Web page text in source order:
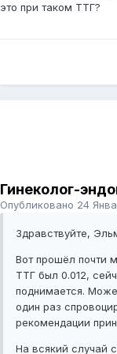
это при таком ТТГ?
Гинеколог-
Опубликовано 24
Здравствуйте,
Вот прошёл почти
ТТГ был 0.012,
поднимается.
один раз
рекомендации
На всякий случай